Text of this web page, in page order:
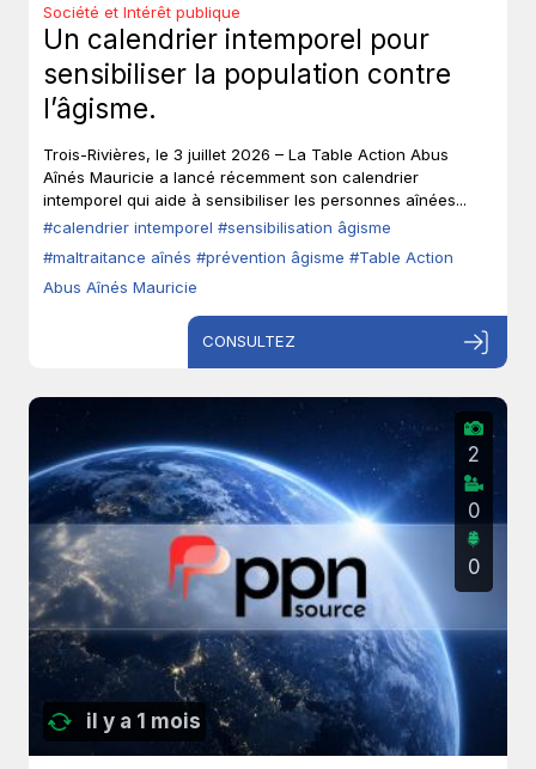
Société et Intérêt publique
Un calendrier intemporel pour
sensibiliser la population contre
l’âgisme.
Trois-Rivières, le 3 juillet 2026 – La Table Action Abus
Aînés Mauricie a lancé récemment son calendrier
intemporel qui aide à sensibiliser les personnes aînées...
#calendrier intemporel #sensibilisation âgisme
#maltraitance aînés #prévention âgisme #Table Action
Abus Aînés Mauricie
CONSULTEZ
il y a 1 mois
2
0
0